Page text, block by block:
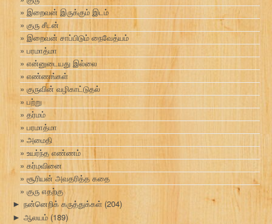
இறைவன் இருக்கும் இடம்
குரு சீடன்
இறைவன் சாப்பிடும் நைவேத்யம்
பரமாத்மா
என்னுடையது இல்லை
எண்ணங்கள்
குருவின் வழிகாட்டுதல்
பற்று
தர்மம்
பரமாத்மா
அமைதி
உயர்ந்த எண்ணம்
கர்மவினை
சூரியன் அவதரித்த கதை
குரு எதற்கு
► நன்னெறிக் கருத்துக்கள் (204)
► ஆலயம்(189)